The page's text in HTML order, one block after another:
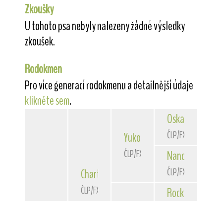
Zkoušky
U tohoto psa nebyly nalezeny žádné výsledky
zkoušek.
Rodokmen
Pro více generací rodokmenu a detailnější údaje
klikněte sem.
Chart
ČLP/FXH/30780
Yukon od Rytíře Malovce
ČLP/FXH/29944
Oskar
ČLP/FXH/28007
Nancy
ČLP/FXH/28922
Rocky